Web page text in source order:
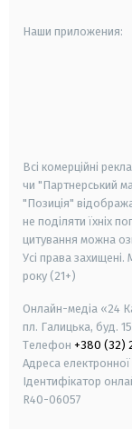
Наши приложения:
Всі комерційні
чи "Партнерський
"Позиція"
не поділяти їхніх
цитування можна
Усі права захищені.
року (21+)
Онлайн-медіа «24
пл. Галицька, буд.
Телефон +380 (32)
Адреса
Ідентифікатор
R40-06057